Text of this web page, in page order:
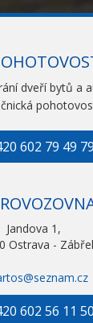
dveří bytů a
602 79 49 79
Jandova 1,
Ostrava -
602 56 11 50